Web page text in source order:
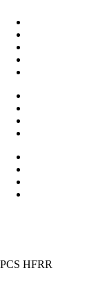
PCS HFRR